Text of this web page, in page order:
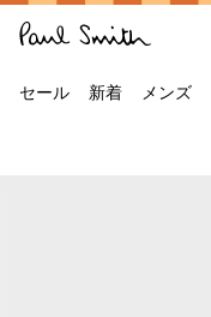
セール 新着 メンズ